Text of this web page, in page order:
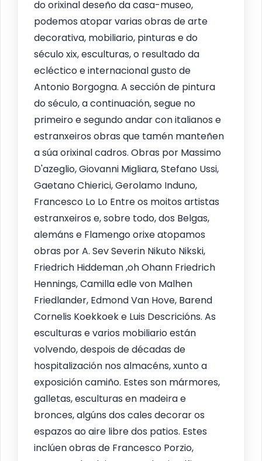
do orixinal deseño da casa-museo,
podemos atopar varias obras de arte
decorativa, mobiliario, pinturas e do
século xix, esculturas, o resultado da
ecléctico e internacional gusto de
Antonio Borgogna. A sección de pintura
do século, a continuación, segue no
primeiro e segundo andar con italianos e
estranxeiros obras que tamén manteñen
a súa orixinal cadros. Obras por Massimo
D'azeglio, Giovanni Migliara, Stefano Ussi,
Gaetano Chierici, Gerolamo Induno,
Francesco Lo Lo Entre os moitos artistas
estranxeiros e, sobre todo, dos Belgas,
alemáns e Flamengo orixe atopamos
obras por A. Sev Severin Nikuto Nikski,
Friedrich Hiddeman ,oh Ohann Friedrich
Hennings, Camilla edle von Malhen
Friedlander, Edmond Van Hove, Barend
Cornelis Koekkoek e Luis Descricións. As
esculturas e varios mobiliario están
volvendo, despois de décadas de
hospitalización nos almacéns, xunto a
exposición camiño. Estes son mármores,
galletas, esculturas en madeira e
bronces, algúns dos cales decorar os
espazos ao aire libre dos patios. Estes
inclúen obras de Francesco Porzio,